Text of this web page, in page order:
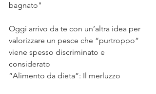
bagnato" ⠀
Oggi arrivo da te con un’altra idea per
valorizzare un pesce che “purtroppo”
viene spesso discriminato e
considerato ⠀
“Alimento da dieta”: Il merluzzo ⠀